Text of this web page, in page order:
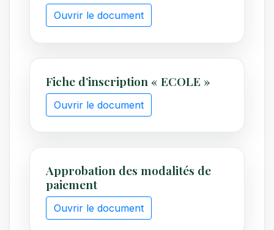
Ouvrir le document
Fiche d’inscription « ECOLE »
Ouvrir le document
Approbation des modalités de
paiement
Ouvrir le document